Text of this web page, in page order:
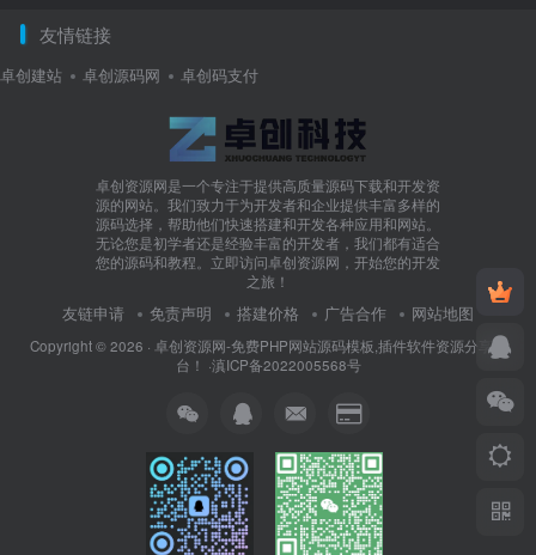
友情链接
卓创建站 卓创源码网 卓创码支付
卓创资源网是一个专注于提供高质量源码下载和开发资
源的网站。我们致力于为开发者和企业提供丰富多样的
源码选择，帮助他们快速搭建和开发各种应用和网站。
无论您是初学者还是经验丰富的开发者，我们都有适合
您的源码和教程。立即访问卓创资源网，开始您的开发
之旅！
友链申请 免责声明 搭建价格 广告合作 网站地图
Copyright © 2026 · 卓创资源网-免费PHP网站源码模板,插件软件资源分享平
台！ ·滇ICP备2022005568号